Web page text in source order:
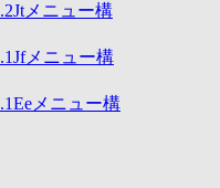
メニュー構
メニュー構
メニュー構